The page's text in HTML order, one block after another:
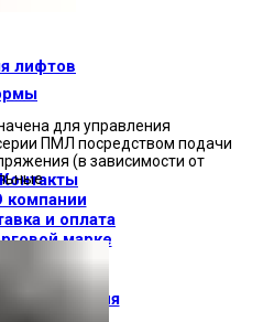
лифтов
Контакты
компании
и оплата
марке
Регистрация
для управления
ПМЛ посредством подачи
(в зависимости от